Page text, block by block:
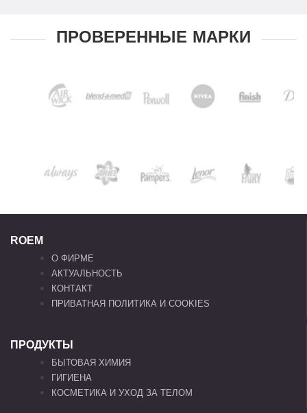
ПРОВЕРЕННЫЕ МАРКИ
ROEM
О ФИРМЕ
АКТУАЛЬНОСТЬ
КОНТАКТ
ПРИВАТНАЯ ПОЛИТИКА И COOKIES
ПРОДУКТЫ
БЫТОВАЯ ХИМИЯ
ГИГИЕНА
КОСМЕТИКА И УХОД ЗА ТЕЛОМ